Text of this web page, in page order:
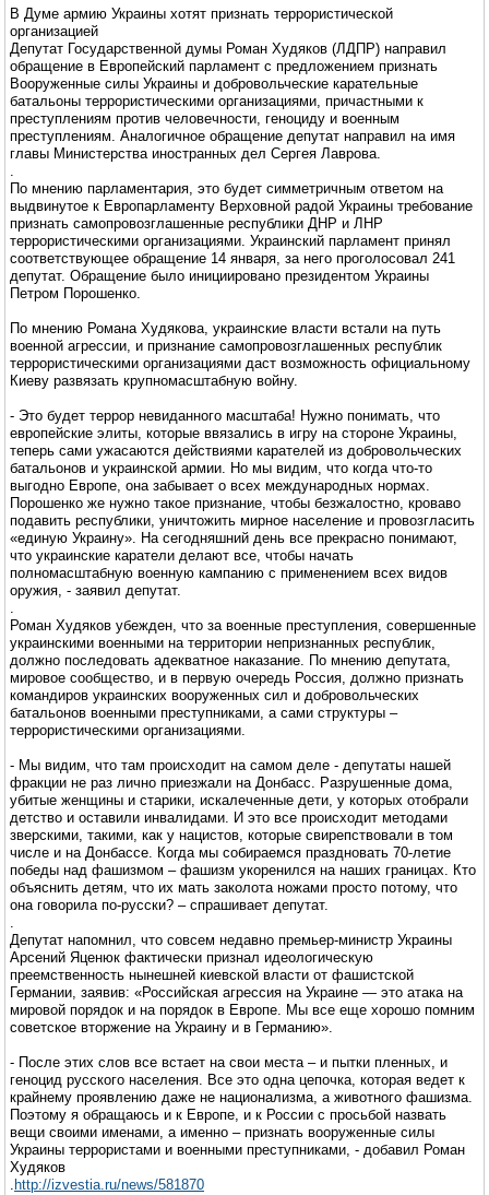
В Думе армию Украины хотят признать террористической
организацией
Депутат Государственной думы Роман Худяков (ЛДПР) направил
обращение в Европейский парламент с предложением признать
Вооруженные силы Украины и добровольческие карательные
батальоны террористическими организациями, причастными к
преступлениям против человечности, геноциду и военным
преступлениям. Аналогичное обращение депутат направил на имя
главы Министерства иностранных дел Сергея Лаврова.
.
По мнению парламентария, это будет симметричным ответом на
выдвинутое к Европарламенту Верховной радой Украины требование
признать самопровозглашенные республики ДНР и ЛНР
террористическими организациями. Украинский парламент принял
соответствующее обращение 14 января, за него проголосовал 241
депутат. Обращение было инициировано президентом Украины
Петром Порошенко.
По мнению Романа Худякова, украинские власти встали на путь
военной агрессии, и признание самопровозглашенных республик
террористическими организациями даст возможность официальному
Киеву развязать крупномасштабную войну.
- Это будет террор невиданного масштаба! Нужно понимать, что
европейские элиты, которые ввязались в игру на стороне Украины,
теперь сами ужасаются действиями карателей из добровольческих
батальонов и украинской армии. Но мы видим, что когда что-то
выгодно Европе, она забывает о всех международных нормах.
Порошенко же нужно такое признание, чтобы безжалостно, кроваво
подавить республики, уничтожить мирное население и провозгласить
«единую Украину». На сегодняшний день все прекрасно понимают,
что украинские каратели делают все, чтобы начать
полномасштабную военную кампанию с применением всех видов
оружия, - заявил депутат.
.
Роман Худяков убежден, что за военные преступления, совершенные
украинскими военными на территории непризнанных республик,
должно последовать адекватное наказание. По мнению депутата,
мировое сообщество, и в первую очередь Россия, должно признать
командиров украинских вооруженных сил и добровольческих
батальонов военными преступниками, а сами структуры –
террористическими организациями.
- Мы видим, что там происходит на самом деле - депутаты нашей
фракции не раз лично приезжали на Донбасс. Разрушенные дома,
убитые женщины и старики, искалеченные дети, у которых отобрали
детство и оставили инвалидами. И это все происходит методами
зверскими, такими, как у нацистов, которые свирепствовали в том
числе и на Донбассе. Когда мы собираемся праздновать 70-летие
победы над фашизмом – фашизм укоренился на наших границах. Кто
объяснить детям, что их мать заколота ножами просто потому, что
она говорила по-русски? – спрашивает депутат.
.
Депутат напомнил, что совсем недавно премьер-министр Украины
Арсений Яценюк фактически признал идеологическую
преемственность нынешней киевской власти от фашистской
Германии, заявив: «Российская агрессия на Украине — это атака на
мировой порядок и на порядок в Европе. Мы все еще хорошо помним
советское вторжение на Украину и в Германию».
- После этих слов все встает на свои места – и пытки пленных, и
геноцид русского населения. Все это одна цепочка, которая ведет к
крайнему проявлению даже не национализма, а животного фашизма.
Поэтому я обращаюсь и к Европе, и к России с просьбой назвать
вещи своими именами, а именно – признать вооруженные силы
Украины террористами и военными преступниками, - добавил Роман
Худяков
. http://izvestia.ru/news/581870